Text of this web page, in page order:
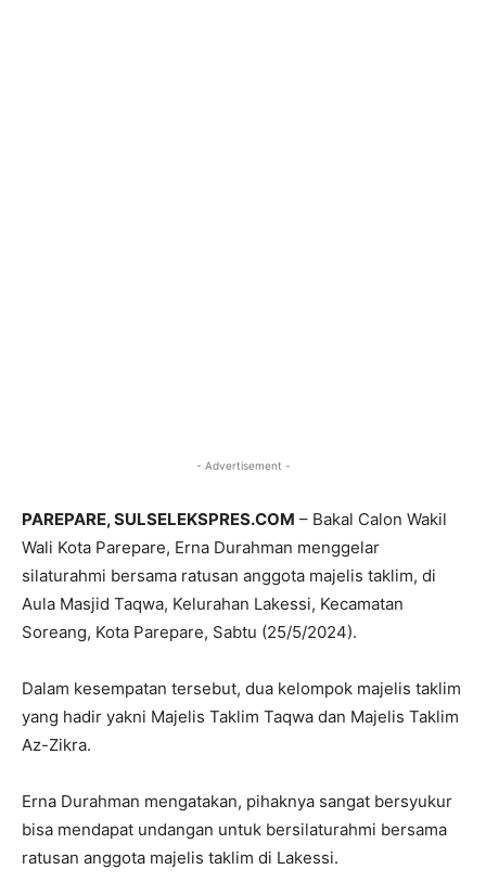
- Advertisement -
PAREPARE, SULSELEKSPRES.COM – Bakal Calon Wakil
Wali Kota Parepare, Erna Durahman menggelar
silaturahmi bersama ratusan anggota majelis taklim, di
Aula Masjid Taqwa, Kelurahan Lakessi, Kecamatan
Soreang, Kota Parepare, Sabtu (25/5/2024).
Dalam kesempatan tersebut, dua kelompok majelis taklim
yang hadir yakni Majelis Taklim Taqwa dan Majelis Taklim
Az-Zikra.
Erna Durahman mengatakan, pihaknya sangat bersyukur
bisa mendapat undangan untuk bersilaturahmi bersama
ratusan anggota majelis taklim di Lakessi.